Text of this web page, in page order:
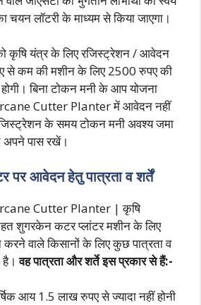
चयन लॉटरी के माध्यम से किया जाएगा।
कृषि यंत्र के लिए रजिस्ट्रेशन / आवेदन
से कम की मशीन के लिए 2500 रुपए की
बिना टोकन मनी के आप योजना
Cutter Planter में आवेदन नहीं
के समय टोकन मनी अवश्य जमा
अपने पास रखें।
पर आवेदन हेतु पात्रता व शर्तें
Cutter Planter | कृषि
शुगरकेन कटर प्लांटर मशीन के लिए
वाले किसानों के लिए कुछ पात्रता व
है।वह पात्रता और शर्ते इस प्रकार से हैं:-
आय 1.5 लाख रुपए से ज्यादा नहीं होनी